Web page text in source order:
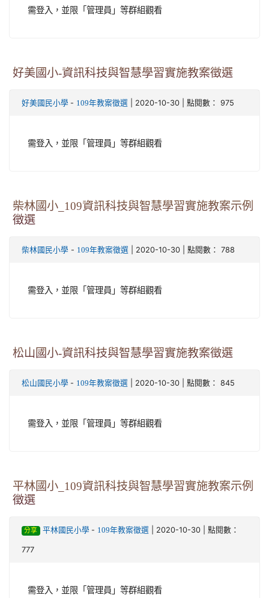
需登入，並限「管理員」等群組觀看
好美國小-資訊科技與智慧學習實施教案徵選
好美國民小學 - 109年教案徵選 | 2020-10-30 | 點閱數： 975
需登入，並限「管理員」等群組觀看
柴林國小_109資訊科技與智慧學習實施教案示例
徵選
柴林國民小學 - 109年教案徵選 | 2020-10-30 | 點閱數： 788
需登入，並限「管理員」等群組觀看
松山國小-資訊科技與智慧學習實施教案徵選
松山國民小學 - 109年教案徵選 | 2020-10-30 | 點閱數： 845
需登入，並限「管理員」等群組觀看
平林國小_109資訊科技與智慧學習實施教案示例
徵選
分享 平林國民小學 - 109年教案徵選| 2020-10-30 | 點閱數：
777
需登入，並限「管理員」等群組觀看